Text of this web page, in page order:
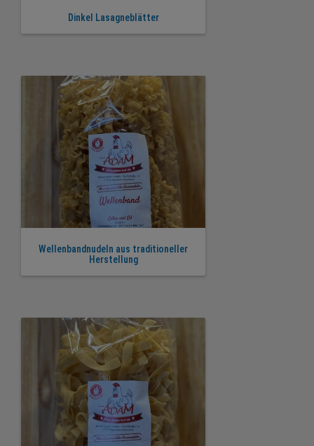
Dinkel Lasagneblätter
Wellenbandnudeln aus traditioneller
Herstellung